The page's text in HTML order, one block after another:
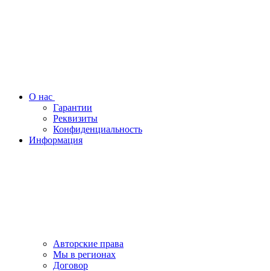
О нас
Гарантии
Реквизиты
Конфиденциальность
Информация
Авторские права
Мы в регионах
Договор